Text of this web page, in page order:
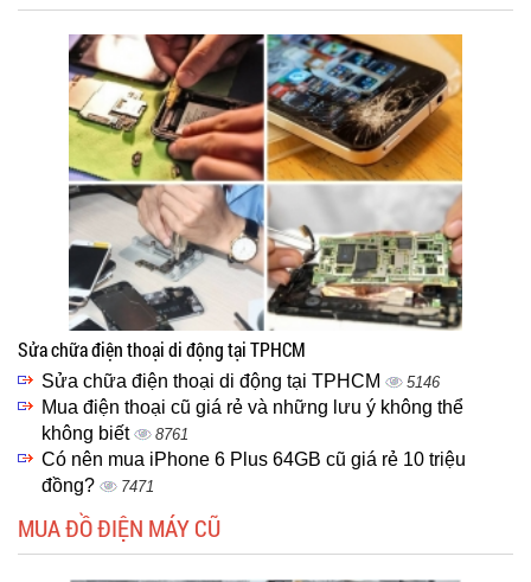
Sửa chữa điện thoại di động tại TPHCM
Sửa chữa điện thoại di động tại TPHCM 5146
Mua điện thoại cũ giá rẻ và những lưu ý không thể
không biết
8761
Có nên mua iPhone 6 Plus 64GB cũ giá rẻ 10 triệu
đồng?
7471
MUA ĐỒ ĐIỆN MÁY CŨ